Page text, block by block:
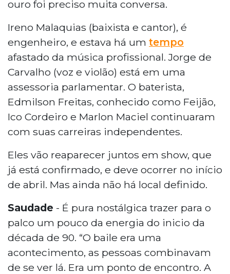
ouro foi preciso muita conversa.
Ireno Malaquias (baixista e cantor), é
engenheiro, e estava há um tempo
afastado da música profissional. Jorge de
Carvalho (voz e violão) está em uma
assessoria parlamentar. O baterista,
Edmilson Freitas, conhecido como Feijão,
Ico Cordeiro e Marlon Maciel continuaram
com suas carreiras independentes.
Eles vão reaparecer juntos em show, que
já está confirmado, e deve ocorrer no início
de abril. Mas ainda não há local definido.
Saudade - É pura nostálgica trazer para o
palco um pouco da energia do inicio da
década de 90. “O baile era uma
acontecimento, as pessoas combinavam
de se ver lá. Era um ponto de encontro. A